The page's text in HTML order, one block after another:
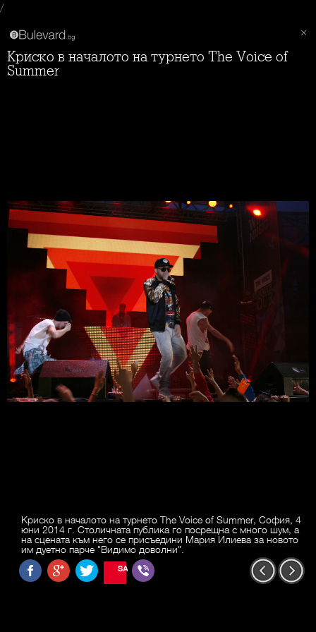
/
Криско в началото на турнето The Voice of
Summer
Криско в началото на турнето The Voice of Summer, София, 4
юни 2014 г. Столичната публика го посрещна с много шум, а
на сцената към него се присъедини Мария Илиева за новото
им дуетно парче "Видимо доволни".
SAVE